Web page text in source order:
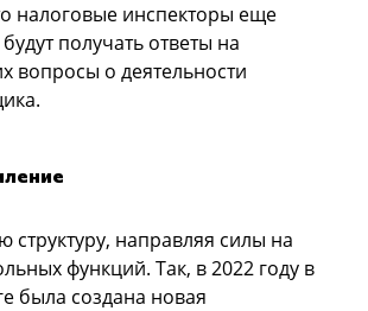
налоговые инспекторы еще
получать ответы на
вопросы о деятельности
направляя силы на
функций. Так, в 2022 году в
была создана новая